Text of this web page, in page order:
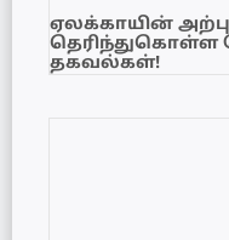
ஏலக்காயின்
தெரிந்துகொள்ள
தகவல்கள்!